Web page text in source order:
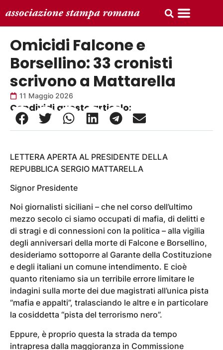
Omicidi Falcone e
Borsellino: 33 cronisti
scrivono a Mattarella
11 Maggio 2026
Condividi questo articolo:
LETTERA APERTA AL PRESIDENTE DELLA
REPUBBLICA SERGIO MATTARELLA
Signor Presidente
Noi giornalisti siciliani – che nel corso dell’ultimo
mezzo secolo ci siamo occupati di mafia, di delitti e
di stragi e di connessioni con la politica – alla vigilia
degli anniversari della morte di Falcone e Borsellino,
desideriamo sottoporre al Garante della Costituzione
e degli italiani un comune intendimento. E cioè
quanto riteniamo sia un terribile errore limitare le
indagini sulla morte dei due magistrati all’unica pista
“mafia e appalti”, tralasciando le altre e in particolare
la cosiddetta “pista del terrorismo nero”.
Eppure, è proprio questa la strada da tempo
intrapresa dalla maggioranza in Commissione